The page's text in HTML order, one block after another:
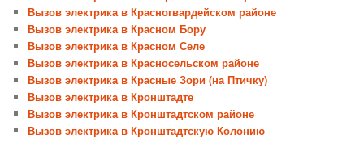
Вызов электрика в Красногвардейском районе
Вызов электрика в Красном Бору
Вызов электрика в Красном Селе
Вызов электрика в Красносельском районе
Вызов электрика в Красные Зори (на Птичку)
Вызов электрика в Кронштадте
Вызов электрика в Кронштадтском районе
Вызов электрика в Кронштадтскую Колонию